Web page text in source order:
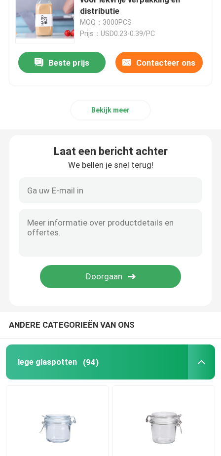
Glas zeepflessen
de kruik van de glasmetselaar
De mok van het glasbier
Glaswijndecanter
glazen cosmetische potten
distributie
MOQ：3000PCS
Prijs：USD0.23-0.39/PC
Beste prijs Contacteer ons
Bekijk meer
Laat een bericht achter
We bellen je snel terug!
ANDERE CATEGORIEËN VAN ONS
lege glaspotten (94)